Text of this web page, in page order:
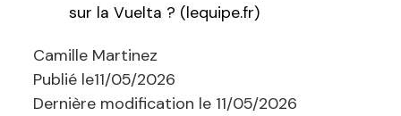
sur la Vuelta ? (lequipe.fr)
Camille Martinez
Publié le11/05/2026
Dernière modification le 11/05/2026